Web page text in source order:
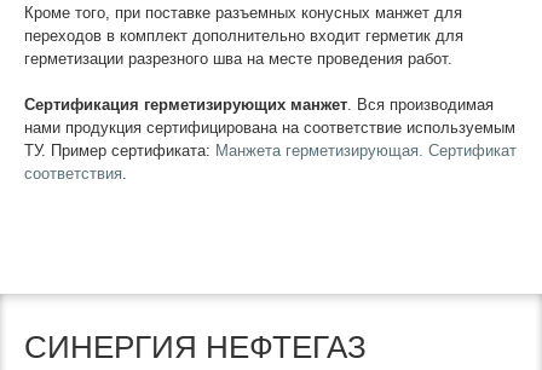
Кроме того, при поставке разъемных конусных манжет для
переходов в комплект дополнительно входит герметик для
герметизации разрезного шва на месте проведения работ.
Сертификация герметизирующих манжет . Вся производимая
нами продукция сертифицирована на соответствие используемым
ТУ. Пример сертификата: Манжета герметизирующая. Сертификат
соответствия
СИНЕРГИЯ НЕФТЕГАЗ